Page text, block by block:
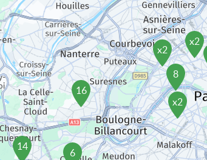
16
14 6
8
x2
x2
x2